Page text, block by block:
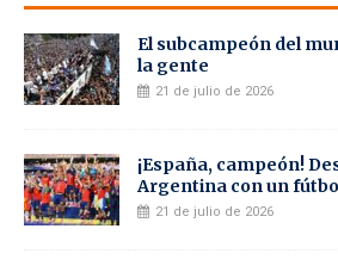
El subcampeón del
la gente
21 de julio de 2026
¡España, campeón!
Argentina con un
21 de julio de 2026